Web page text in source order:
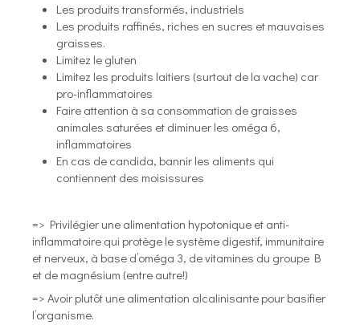
Les produits transformés, industriels
Les produits raffinés, riches en sucres et mauvaises
graisses.
Limitez le gluten
Limitez les produits laitiers (surtout de la vache) car
pro-inflammatoires
Faire attention à sa consommation de graisses
animales saturées et diminuer les oméga 6,
inflammatoires
En cas de candida, bannir les aliments qui
contiennent des moisissures
=> Privilégier une alimentation hypotonique et anti-
inflammatoire qui protège le système digestif, immunitaire
et nerveux, à base d’oméga 3, de vitamines du groupe B
et de magnésium (entre autre!)
=> Avoir plutôt une alimentation alcalinisante pour basifier
l’organisme.